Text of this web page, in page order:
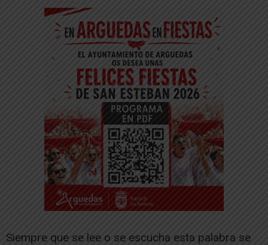
Siempre que se lee o se escucha esta palabra se